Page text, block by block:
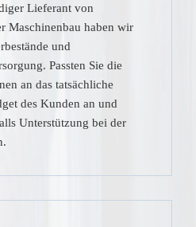
Lieferant von
Maschinenbau haben wir
und
Passten Sie die
an das tatsächliche
des Kunden an und
Unterstützung bei der